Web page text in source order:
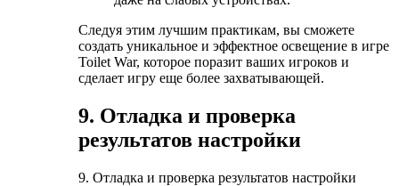
Следуя этим лучшим практикам, вы сможете
создать уникальное и эффектное освещение в игре
Toilet War, которое поразит ваших игроков и
сделает игру еще более захватывающей.
9. Отладка и проверка
результатов настройки
9. Отладка и проверка результатов настройки